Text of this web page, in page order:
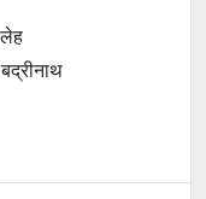
लेह
बद्रीनाथ